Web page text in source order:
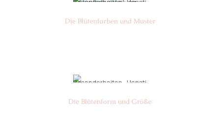
Die Blüten­farben und Muster
Die Blüten­form und Größe